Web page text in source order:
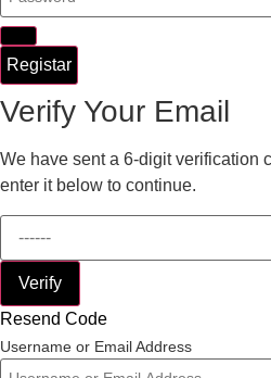
Registar
Verify Your Email
We have sent a 6-digit verification
enter it below to continue.
Verify
Resend Code
Username or Email Address